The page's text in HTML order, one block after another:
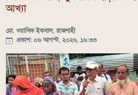
আখ্যা
মো. ওয়াসিফ ইকবাল, রাজশাহী
প্রকাশ: ০৬ আগস্ট, ২০২৬, ১৬:৩৩